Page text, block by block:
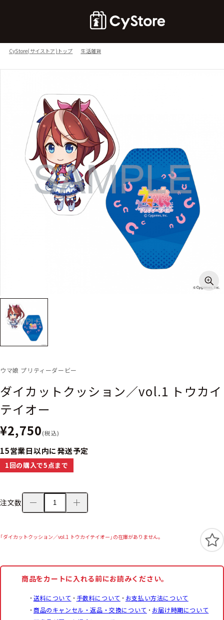
CyStore(サイストア)トップ 生活雑貨
ウマ娘 プリティーダービー
ダイカットクッション／vol.1 トウカイ
テイオー
¥2,750(税込)
15営業日以内に発送予定
1回の購入で5点まで
注文数
「ダイカットクッション／vol.1 トウカイテイオー」の在庫がありません。
商品をカートに入れる前にお読みください。
送料について 手数料について
お支払い方法について
商品のキャンセル・返品・交換について
お届け時期について